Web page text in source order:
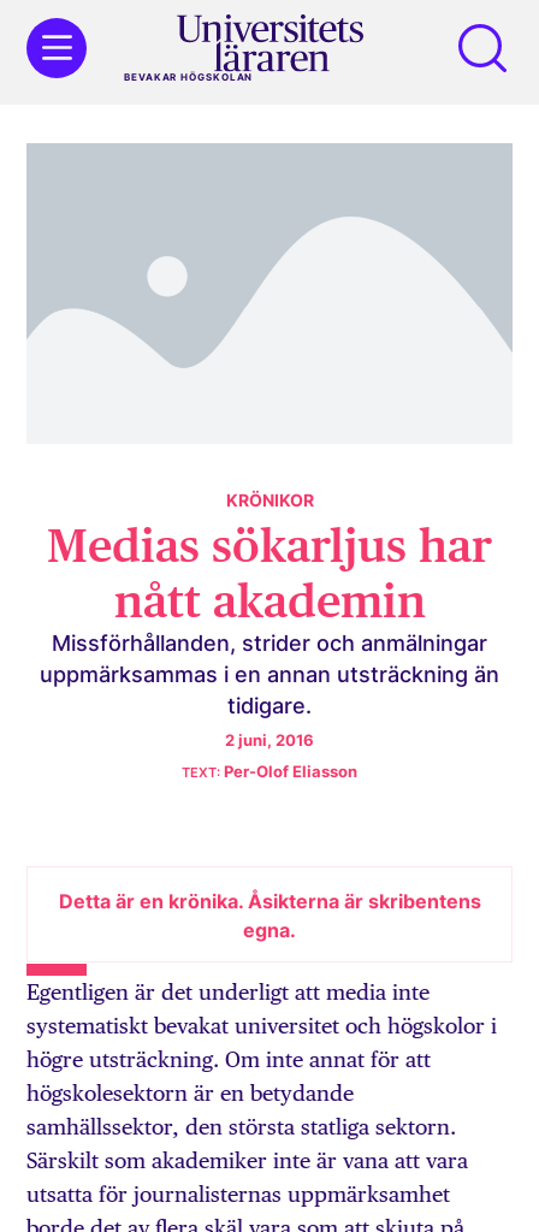
BEVAKAR HÖGSKOLAN
KRÖNIKOR
Medias sökarljus har
nått akademin
Missförhållanden, strider och anmälningar
uppmärksammas i en annan utsträckning än
tidigare.
2 juni, 2016
Per-Olof Eliasson
Detta är en krönika. Åsikterna är skribentens
egna.
Egentligen är det underligt att media inte
systematiskt bevakat universitet och högskolor i
högre utsträckning. Om inte annat för att
högskolesektorn är en betydande
samhällssektor, den största statliga sektorn.
Särskilt som akademiker inte är vana att vara
utsatta för journalisternas uppmärksamhet